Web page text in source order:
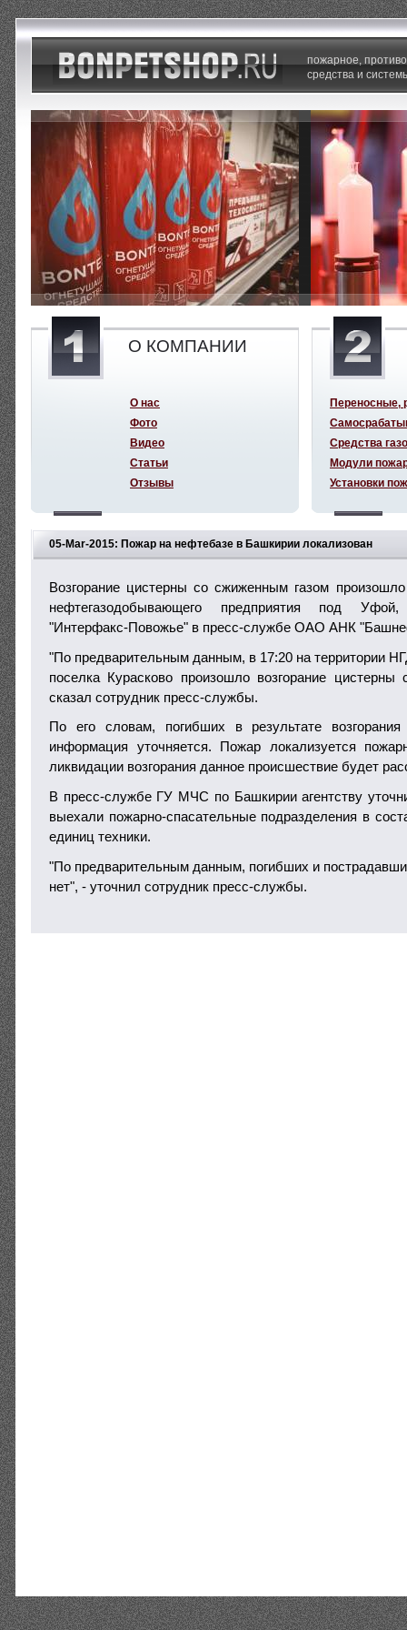
05-Mar-2015: Пожар на нефтебазе в Башкирии локализован
Возгорание цистерны со сжиженным газом
нефтегазодобывающего предприятия под
"Интерфакс-Повожье" в пресс-службе ОАО АНК
"По предварительным данным, в 17:20 на территории
поселка Курасково произошло возгорание
сказал сотрудник пресс-службы.
По его словам, погибших в результате
информация уточняется. Пожар локализуется
ликвидации возгорания данное происшествие будет
В пресс-службе ГУ МЧС по Башкирии агентству
выехали пожарно-спасательные подразделения в
единиц техники.
"По предварительным данным, погибших и
нет", - уточнил сотрудник пресс-службы.
пожарное,
средства и
О КОМПАНИИ
О нас
Фото
Видео
Статьи
Отзывы
Переносные,
Средства
Модули
Установки